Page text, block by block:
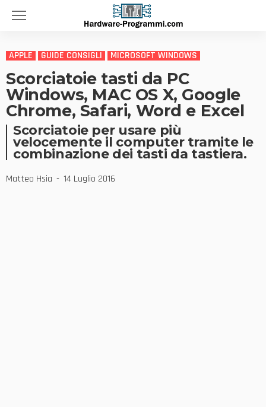
APPLE GUIDE CONSIGLI MICROSOFT WINDOWS
Scorciatoie tasti da PC
Windows, MAC OS X, Google
Chrome, Safari, Word e Excel
Scorciatoie per usare più
velocemente il computer tramite le
combinazione dei tasti da tastiera.
Matteo Hsia 14 Luglio 2016